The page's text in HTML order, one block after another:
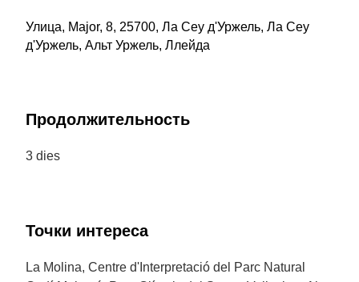
Улица, Major, 8, 25700, Ла Сеу д'Уржель, Ла Сеу
д'Уржель, Альт Уржель, Ллейда
Продолжительность
3 dies
Точки интереса
La Molina, Centre d'Interpretació del Parc Natural